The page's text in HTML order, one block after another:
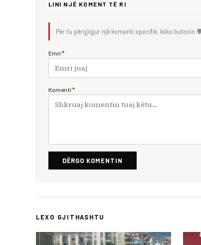
LINI NJË KOMENT TË RI
Për t'u përgjigjur një komenti specifik, kliko butonin
Emri *
Komenti *
DËRGO KOMENTIN
LEXO GJITHASHTU